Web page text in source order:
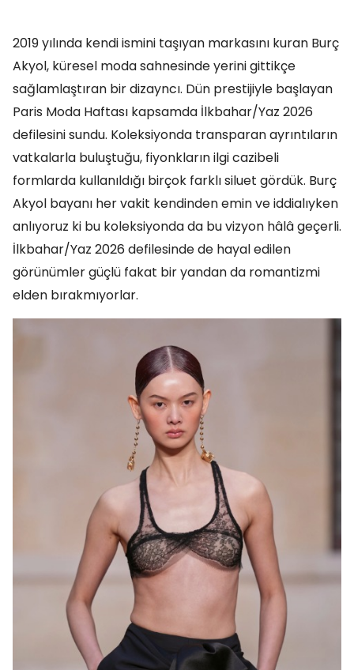
2019 yılında kendi ismini taşıyan markasını kuran Burç
Akyol, küresel moda sahnesinde yerini gittikçe
sağlamlaştıran bir dizayncı. Dün prestijiyle başlayan
Paris Moda Haftası kapsamda İlkbahar/Yaz 2026
defilesini sundu. Koleksiyonda transparan ayrıntıların
vatkalarla buluştuğu, fiyonkların ilgi cazibeli
formlarda kullanıldığı birçok farklı siluet gördük. Burç
Akyol bayanı her vakit kendinden emin ve iddialıyken
anlıyoruz ki bu koleksiyonda da bu vizyon hâlâ geçerli.
İlkbahar/Yaz 2026 defilesinde de hayal edilen
görünümler güçlü fakat bir yandan da romantizmi
elden bırakmıyorlar.